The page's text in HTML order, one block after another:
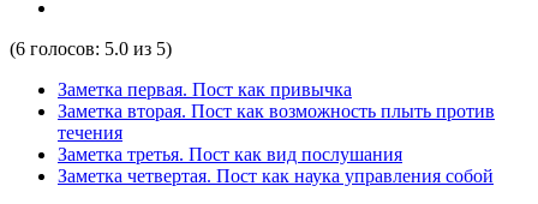
(6 голосов: 5.0 из 5)
Заметка первая. Пост как привычка
Заметка вторая. Пост как возможность плыть против
течения
Заметка третья. Пост как вид послушания
Заметка четвертая. Пост как наука управления собой